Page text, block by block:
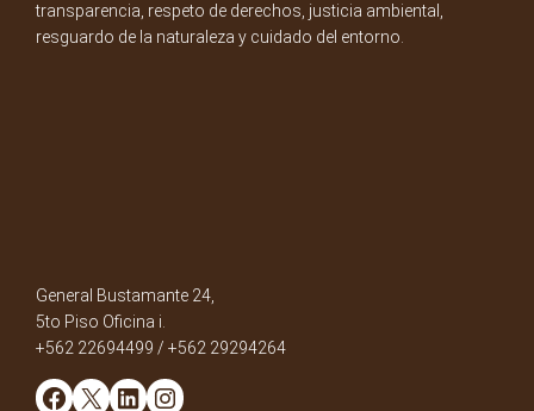
transparencia, respeto de derechos, justicia ambiental,
resguardo de la naturaleza y cuidado del entorno.
General Bustamante 24,
5to Piso Oficina i.
+562 22694499 / +562 29294264